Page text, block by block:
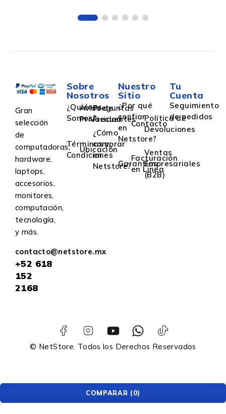
Gran
selección
de
computadoras,
hardware,
laptops,
accesorios,
monitores,
computación,
tecnología,
y más.
contacto@netstore.mx
+52 618
152
2168
Sobre
Nosotros
¿Quiénes
Somos?
Aviso de
Privacidad
Preguntas
Frecuentes
Términos y
Condiciones
Ubicación
¿Cómo
comprar
en
Netstore?
Nuestro
Sitio
¿Por qué
confiar
en
Netstore?
Contacto
Política de
Devoluciones
Garantías
Facturación
en Linea
Ventas
Empresariales
(B2B)
Tu
Cuenta
Seguimiento
de pedidos
© NetStore. Todos los Derechos Reservados
COMPARAR (0)